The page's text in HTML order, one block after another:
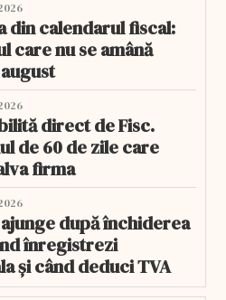
din calendarul fiscal:
care nu se amână
direct de Fisc.
de 60 de zile care
firma
după închiderea
înregistrezi
și când deduci TVA